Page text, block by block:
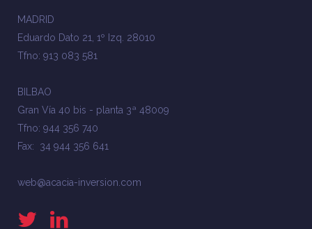
MADRID
Eduardo Dato 21, 1º Izq. 28010
Tfno: 913 083 581
BILBAO
Gran Vía 40 bis - planta 3ª 48009
Tfno: 944 356 740
Fax: 34 944 356 641
web@acacia-inversion.com